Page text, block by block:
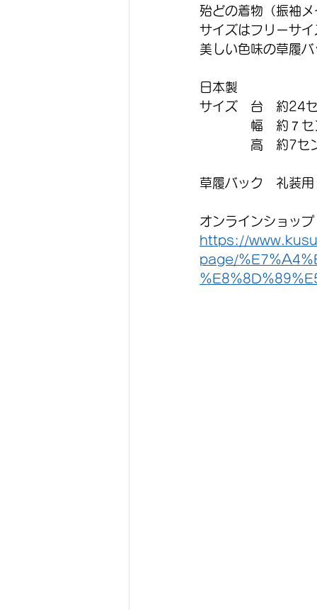
殆どの着物（振袖
サイズはフリーサ
美しい色味の草履バ
日本製
サイズ　台　約24
幅　約７セ
高　約7セン
草履バック　礼装
オンラインショップ
https://
page/